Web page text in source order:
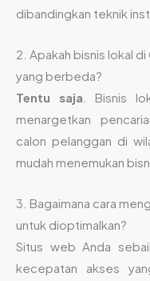
dibandingkan teknik
2. Apakah bisnis lokal
yang berbeda?
Tentu saja . Bisnis
menargetkan
calon pelanggan di
mudah menemukan
3. Bagaimana cara
untuk dioptimalkan?
Situs web Anda
kecepatan akses